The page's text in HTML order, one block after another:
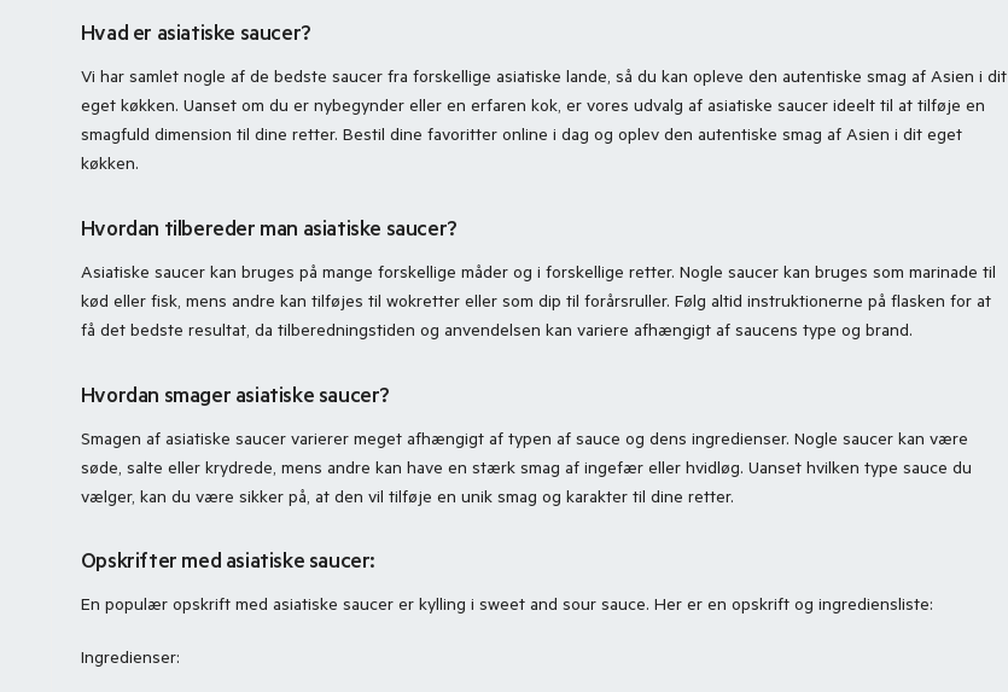
Hvad er asiatiske saucer?
Vi har samlet nogle af de bedste saucer fra forskellige asiatiske lande, så du kan opleve den autentiske smag af Asien i dit
eget køkken. Uanset om du er nybegynder eller en erfaren kok, er vores udvalg af asiatiske saucer ideelt til at tilføje en
smagfuld dimension til dine retter. Bestil dine favoritter online i dag og oplev den autentiske smag af Asien i dit eget
køkken.
Hvordan tilbereder man asiatiske saucer?
Asiatiske saucer kan bruges på mange forskellige måder og i forskellige retter. Nogle saucer kan bruges som marinade til
kød eller fisk, mens andre kan tilføjes til wokretter eller som dip til forårsruller. Følg altid instruktionerne på flasken for at
få det bedste resultat, da tilberedningstiden og anvendelsen kan variere afhængigt af saucens type og brand.
Hvordan smager asiatiske saucer?
Smagen af asiatiske saucer varierer meget afhængigt af typen af sauce og dens ingredienser. Nogle saucer kan være
søde, salte eller krydrede, mens andre kan have en stærk smag af ingefær eller hvidløg. Uanset hvilken type sauce du
vælger, kan du være sikker på, at den vil tilføje en unik smag og karakter til dine retter.
Opskrifter med asiatiske saucer:
En populær opskrift med asiatiske saucer er kylling i sweet and sour sauce. Her er en opskrift og ingrediensliste:
Ingredienser: